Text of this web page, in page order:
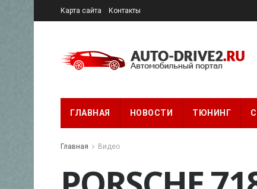
Карта сайта Контакты
ГЛАВНАЯ НОВОСТИ ТЮНИНГ
Главная Видео